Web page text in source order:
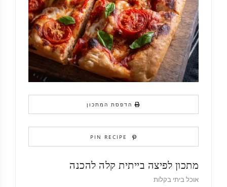
הדפסת המתכון
PIN RECIPE
מתכון לפיצה בייתית קלה להכנה
אוכל ביתי בקלות